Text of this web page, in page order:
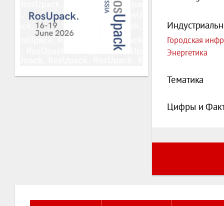
Городская
Энергетика
Тематика
Цифры и